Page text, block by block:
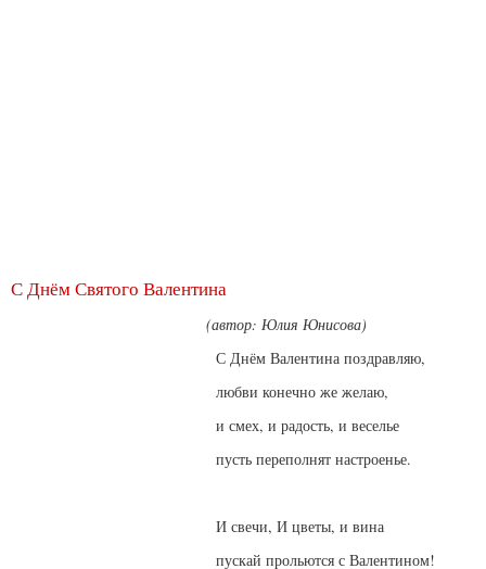
С Днём Святого Валентина
(автор: Юлия Юнисова)
С Днём Валентина поздравляю,
любви конечно же желаю,
и смех, и радость, и веселье
пусть переполнят настроенье.
И свечи, И цветы, и вина
пускай прольются с Валентином!